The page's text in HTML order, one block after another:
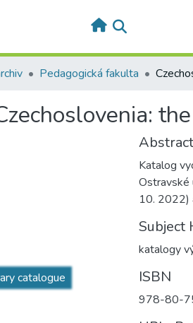
Pedagogická fakulta
catalogue
Abstract
Katalog
Ostravské
10. 2022)
Subject
katalogy
ISBN
978-80-